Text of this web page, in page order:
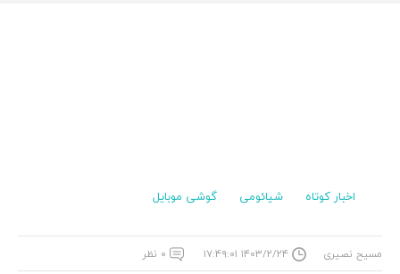
اخبار کوتاه شیائومی گوشی موبایل
مسیح نصیری ۱۴۰۳/۲/۲۴ ۱۷:۴۹:۰۱ ۰ نظر